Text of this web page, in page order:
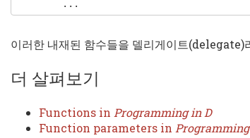
. . .
이러한 내재된 함수들을 델리게이트(delegate)
더 살펴보기
Functions in Programming in D
Function parameters in